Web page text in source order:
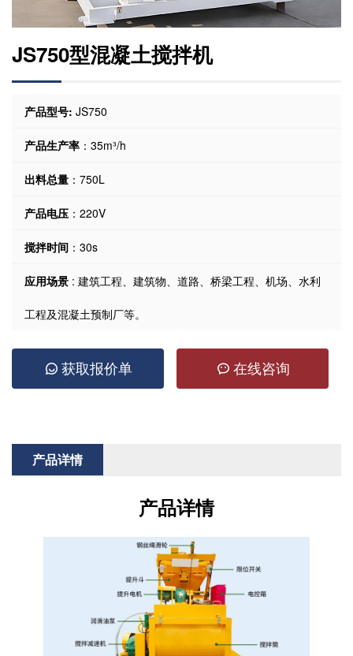
JS750型混凝土搅拌机
产品型号: JS750
产品生产率 ：35m³/h
出料总量 ：750L
产品电压 ：220V
搅拌时间 ：30s
应用场景 : 建筑工程、建筑物、道路、桥梁工程、机场、水利
工程及混凝土预制厂等。
获取报价单 在线咨询
产品详情
产品详情